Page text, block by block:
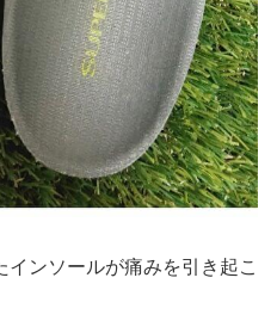
ンソールが痛みを引き起こ